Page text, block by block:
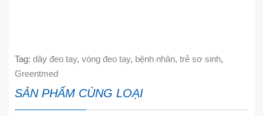
Tag: dây đeo tay, vòng đeo tay, bệnh nhân, trẻ sơ sinh,
Greentmed
SẢN PHẨM CÙNG LOẠI